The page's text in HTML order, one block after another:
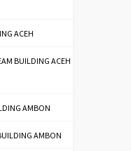
ACEH
BUILDING ACEH
AMBON
AMBON